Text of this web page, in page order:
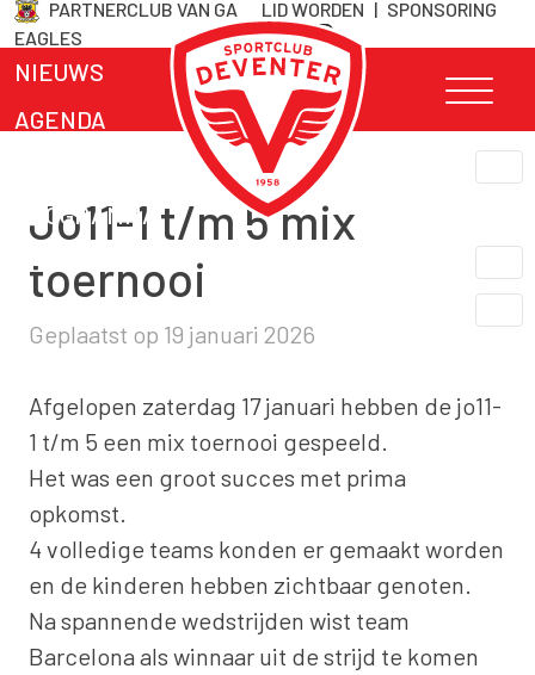
Skip
naar
inhoud
PARTNERCLUB VAN GA
EAGLES
LID WORDEN | SPONSORING
NIEUWS
AGENDA
PROGRAMMA
CLUB INFO
CONTACT
Jo11-1 t/m 5 mix
toernooi
Geplaatst op 19 januari 2026
Afgelopen zaterdag 17 januari hebben de jo11-
1 t/m 5 een mix toernooi gespeeld.
Het was een groot succes met prima
opkomst.
4 volledige teams konden er gemaakt worden
en de kinderen hebben zichtbaar genoten.
Na spannende wedstrijden wist team
Barcelona als winnaar uit de strijd te komen